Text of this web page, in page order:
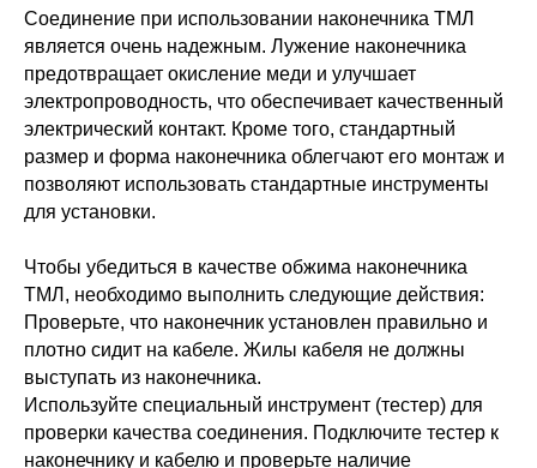
Соединение при использовании наконечника ТМЛ
является очень надежным. Лужение наконечника
предотвращает окисление меди и улучшает
электропроводность, что обеспечивает качественный
электрический контакт. Кроме того, стандартный
размер и форма наконечника облегчают его монтаж и
позволяют использовать стандартные инструменты
для установки.
Чтобы убедиться в качестве обжима наконечника
ТМЛ, необходимо выполнить следующие действия:
Проверьте, что наконечник установлен правильно и
плотно сидит на кабеле. Жилы кабеля не должны
выступать из наконечника.
Используйте специальный инструмент (тестер) для
проверки качества соединения. Подключите тестер к
наконечнику и кабелю и проверьте наличие